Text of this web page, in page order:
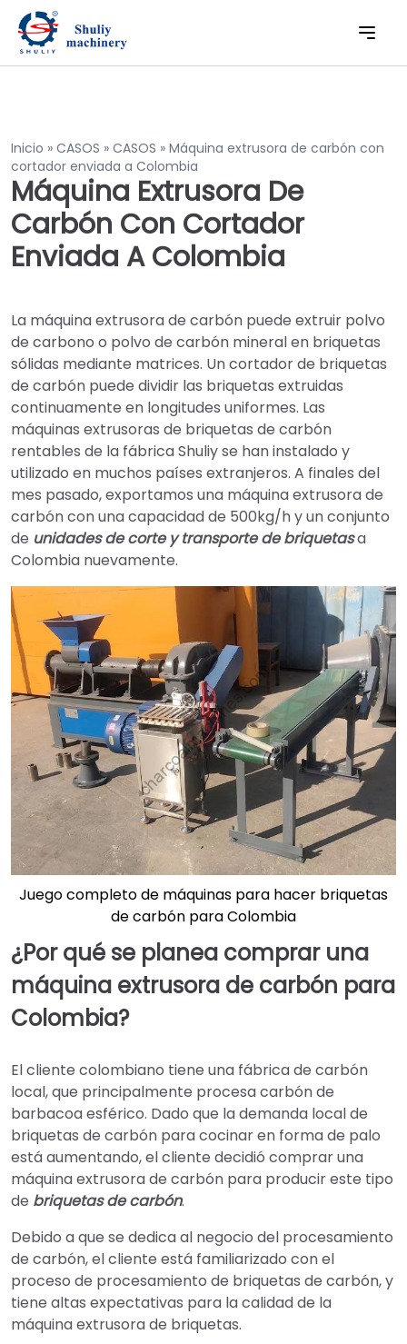
Inicio » CASOS » CASOS » Máquina extrusora de carbón con
cortador enviada a Colombia
Máquina Extrusora De
Carbón Con Cortador
Enviada A Colombia
La máquina extrusora de carbón puede extruir polvo
de carbono o polvo de carbón mineral en briquetas
sólidas mediante matrices. Un cortador de briquetas
de carbón puede dividir las briquetas extruidas
continuamente en longitudes uniformes. Las
máquinas extrusoras de briquetas de carbón
rentables de la fábrica Shuliy se han instalado y
utilizado en muchos países extranjeros. A finales del
mes pasado, exportamos una máquina extrusora de
carbón con una capacidad de 500kg/h y un conjunto
de unidades de corte y transporte de briquetasa
Colombia nuevamente.
Juego completo de máquinas para hacer briquetas
de carbón para Colombia
¿Por qué se planea comprar una
máquina extrusora de carbón para
Colombia?
El cliente colombiano tiene una fábrica de carbón
local, que principalmente procesa carbón de
barbacoa esférico. Dado que la demanda local de
briquetas de carbón para cocinar en forma de palo
está aumentando, el cliente decidió comprar una
máquina extrusora de carbón para producir este tipo
de briquetas de carbón.
Debido a que se dedica al negocio del procesamiento
de carbón, el cliente está familiarizado con el
proceso de procesamiento de briquetas de carbón, y
tiene altas expectativas para la calidad de la
máquina extrusora de briquetas.